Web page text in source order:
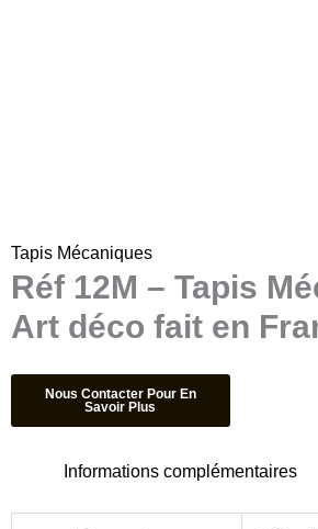
Tapis Mécaniques
Réf 12M – Tapis
Art déco fait en
Informations complémentaires